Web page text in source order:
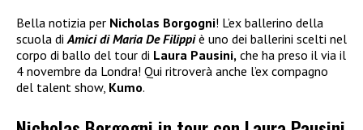
Bella notizia per Nicholas Borgogni! L’ex ballerino della
scuola di Amici di Maria De Filippiè uno dei ballerini scelti nel
corpo di ballo del tour di Laura Pausini, che ha preso il via il
4 novembre da Londra! Qui ritroverà anche l’ex compagno
del talent show, Kumo.